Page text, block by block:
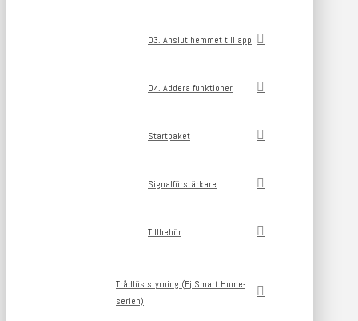
03. Anslut hemmet till app
04. Addera funktioner
Startpaket
Signalförstärkare
Tillbehör
Trådlös styrning (Ej Smart Home-
serien)